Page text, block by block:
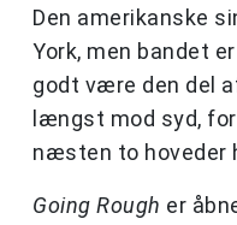
Den amerikanske
York, men bandet
godt være den del
længst mod syd,
næsten to hoveder
Going Rough er